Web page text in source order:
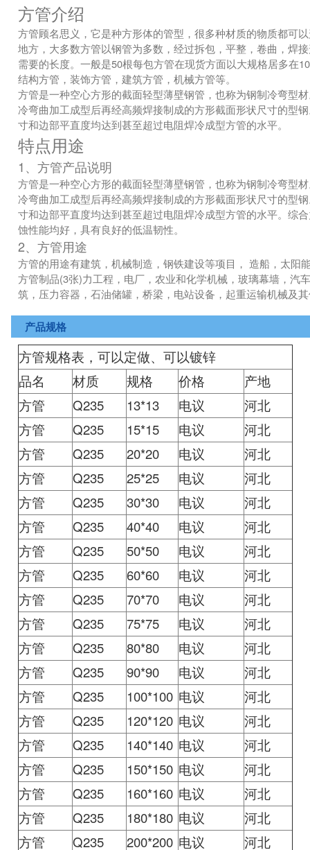
方管介绍
方管顾名思义，它是种方形体的管型，很多种材质的物质都可
地方，大多数方管以钢管为多数，经过拆包，平整，卷曲，焊
需要的长度。一般是50根每包方管在现货方面以大规格居多在
结构方管，装饰方管，建筑方管，机械方管等。
方管是一种空心方形的截面轻型薄壁钢管，也称为钢制冷弯型
冷弯曲加工成型后再经高频焊接制成的方形截面形状尺寸的型
寸和边部平直度均达到甚至超过电阻焊冷成型方管的水平。
特点用途
1、方管产品说明
方管是一种空心方形的截面轻型薄壁钢管，也称为钢制冷弯型
冷弯曲加工成型后再经高频焊接制成的方形截面形状尺寸的型
寸和边部平直度均达到甚至超过电阻焊冷成型方管的水平。综
蚀性能均好，具有良好的低温韧性。
2、方管用途
方管的用途有建筑，机械制造，钢铁建设等项目， 造船，太阳
方管制品(3张)力工程，电厂，农业和化学机械，玻璃幕墙，汽
筑，压力容器，石油储罐，桥梁，电站设备，起重运输机械及
产品规格
方管规格表，可以定做、可以镀锌
品名
材质 规格 价格
产地
方管
Q235 13*13 电议
河北
方管
Q235 15*15 电议
河北
方管
Q235 20*20 电议
河北
方管
Q235 25*25 电议
河北
方管
Q235 30*30 电议
河北
方管
Q235 40*40 电议
河北
方管
Q235 50*50 电议
河北
方管
Q235 60*60 电议
河北
方管
Q235 70*70 电议
河北
方管
Q235 75*75 电议
河北
方管
Q235 80*80 电议
河北
方管
Q235 90*90 电议
河北
方管
Q235 100*100 电议
河北
方管
Q235 120*120 电议
河北
方管
Q235 140*140 电议
河北
方管
Q235 150*150 电议
河北
方管
Q235 160*160 电议
河北
方管
Q235 180*180 电议
河北
方管
Q235 200*200 电议 河北